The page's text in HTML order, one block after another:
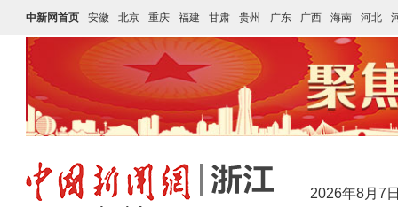
中新网首页 安徽 北京 重庆 福建 甘肃 贵州 广东 广西 海南 河北
2026年8月7